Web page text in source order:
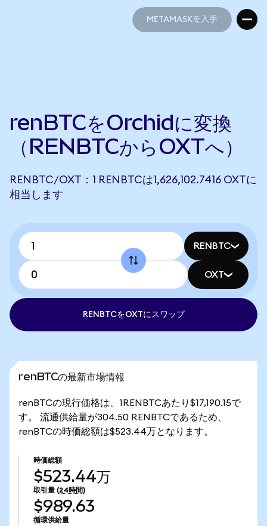
METAMASKを入手
renBTCをOrchidに変換
（RENBTCからOXTへ）
RENBTC/OXT：1 RENBTCは1,626,102.7416 OXTに
相当します
RENBTC
OXT
RENBTCをOXTにスワップ
renBTCの最新市場情報
renBTCの現行価格は、1RENBTCあたり$17,190.15で
す。 流通供給量が304.50 RENBTCであるため、
renBTCの時価総額は$523.44万となります。
時価総額
$523.44万
取引量 (24時間)
$989.63
循環供給量